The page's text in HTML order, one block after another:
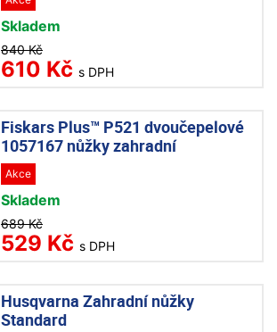
Skladem
840 Kč
610 Kč s DPH
Fiskars Plus™ P521 dvoučepelové
1057167 nůžky zahradní
Akce
Skladem
689 Kč
529 Kč s DPH
Husqvarna Zahradní nůžky
Standard